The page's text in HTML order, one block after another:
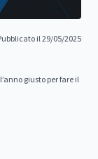
il 29/05/2025
giusto per fare il